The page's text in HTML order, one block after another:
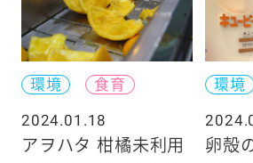
環境
食育
2024.01.18
アヲハタ 柑橘未利用
環境
卵殻